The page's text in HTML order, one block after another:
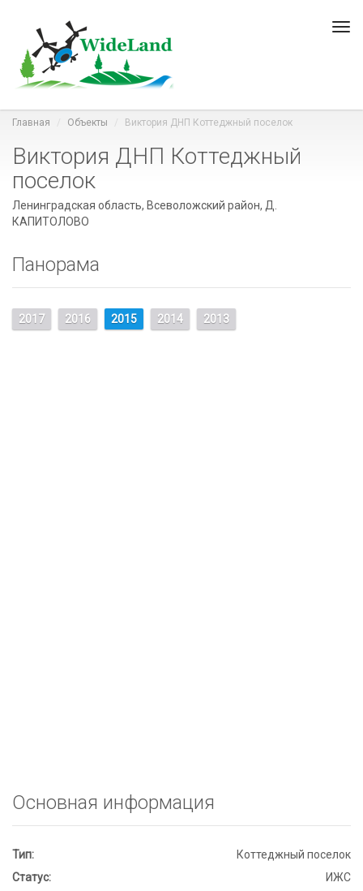
Главная Объекты Виктория ДНП Коттеджный поселок
Виктория ДНП Коттеджный
поселок
Ленинградская область, Всеволожский район, Д.
КАПИТОЛОВО
Панорама
2017 2016 2015 2014 2013
Основная информация
Тип:
Коттеджный поселок
Статус:
ИЖС